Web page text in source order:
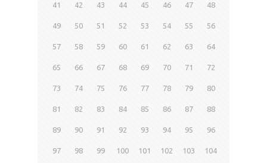
41 42 43 44 45 46 47 48
49 50 51 52 53 54 55 56
57 58 59 60 61 62 63 64
65 66 67 68 69 70 71 72
73 74 75 76 77 78 79 80
81 82 83 84 85 86 87 88
89 90 91 92 93 94 95 96
97 98 99 100 101 102 103 104